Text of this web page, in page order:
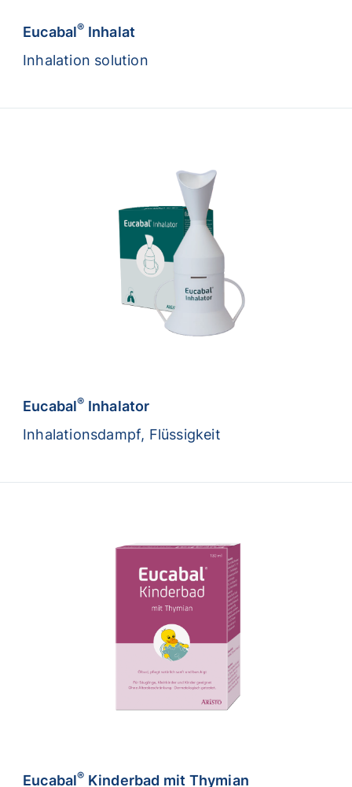
Eucabal® Inhalat
Inhalation solution
Eucabal® Inhalator
Inhalationsdampf, Flüssigkeit
Eucabal® Kinderbad mit Thymian